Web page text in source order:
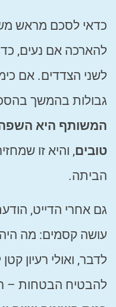
כדאי לסכם מראש
להארכה אם נעים,
לשני הצדדים. אם
גבולות בהמשך
המשותף היא
טובים, והיא זו
הביתה.
גם אחרי הדייט,
עושה קסמים: מה
לדבר, ואולי רעיון
להבטיח הבטחות –